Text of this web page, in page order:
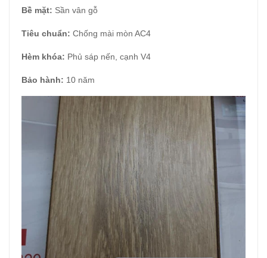
Bề mặt: Sần vân gỗ
Tiêu chuẩn: Chống mài mòn AC4
Hèm khóa: Phủ sáp nến, cạnh V4
Bảo hành: 10 năm